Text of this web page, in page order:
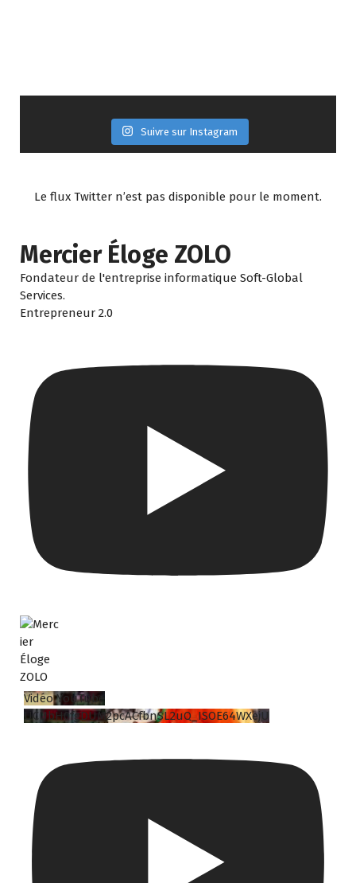
Suivre sur Instagram
Le flux Twitter n’est pas disponible pour le moment.
Mercier Éloge ZOLO
Fondateur de l'entreprise informatique Soft-Global
Services.
Entrepreneur 2.0
Vidéo YouTube
UCUbH0fgDUM2pcACfbnSL2uQ_ISOE64WXejU